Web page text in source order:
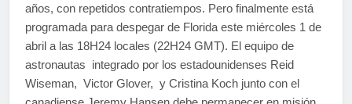
años, con repetidos contratiempos. Pero finalmente está
programada para despegar de Florida este miércoles 1 de
abril a las 18H24 locales (22H24 GMT). El equipo de
astronautas integrado por los estadounidenses Reid
Wiseman, Victor Glover, y Cristina Koch junto con el